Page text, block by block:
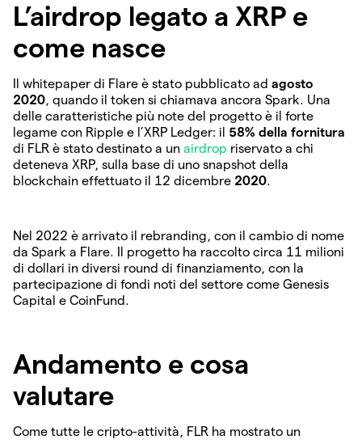
L’airdrop legato a XRP e
come nasce
Il whitepaper di Flare è stato pubblicato ad agosto
2020, quando il token si chiamava ancora Spark. Una
delle caratteristiche più note del progetto è il forte
legame con Ripple e l’XRP Ledger: il 58% della fornitura
di FLR è stato destinato a un airdrop riservato a chi
deteneva XRP, sulla base di uno snapshot della
blockchain effettuato il 12 dicembre 2020.
Nel 2022 è arrivato il rebranding, con il cambio di nome
da Spark a Flare. Il progetto ha raccolto circa 11 milioni
di dollari in diversi round di finanziamento, con la
partecipazione di fondi noti del settore come Genesis
Capital e CoinFund.
Andamento e cosa
valutare
Come tutte le cripto-attività, FLR ha mostrato un